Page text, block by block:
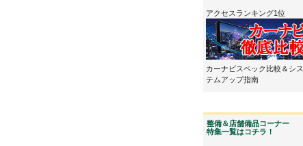
アクセスランキング1位
カーナビスペック比較＆シス
テムアップ指南
整備＆店舗備品コーナー
特集一覧はコチラ！